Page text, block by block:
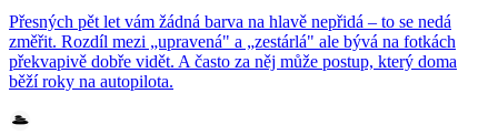
Přesných pět let vám žádná barva na hlavě nepřidá – to se nedá
změřit. Rozdíl mezi „upravená" a „zestárlá" ale bývá na fotkách
překvapivě dobře vidět. A často za něj může postup, který doma
běží roky na autopilota.